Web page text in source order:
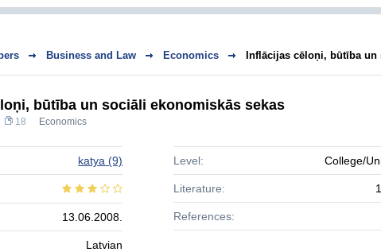
Business and Law Economics Inflācijas cēloņi, būtība
būtība un sociāli ekonomiskās sekas
18 Economics
katya (9)
13.06.2008.
Latvian
Level: College/
Literature:
References: